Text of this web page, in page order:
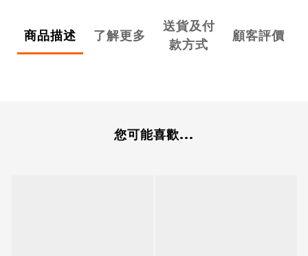
商品描述 了解更多
送貨及付
款方式
顧客評價
您可能喜歡...